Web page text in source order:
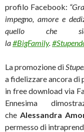
profilo Facebook:
impegno, amore e
quello che
la‪#‎BigFamily‬. ‪#‎
La promozione di
a fidelizzare ancora di
in free download via
Ennesima
che Alessandra
permesso di